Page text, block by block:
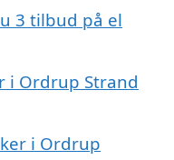
3 tilbud på el
i Ordrup Strand
i Ordrup